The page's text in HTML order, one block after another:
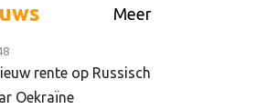
Meer
rente op Russisch
Oekraïne